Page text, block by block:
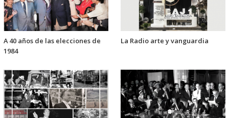
A 40 años de las elecciones de
1984
La Radio arte y vanguardia